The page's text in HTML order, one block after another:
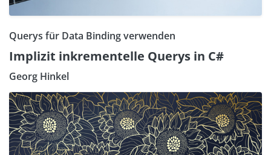
Querys für Data Binding verwenden
Implizit inkrementelle Querys in C#
Georg Hinkel